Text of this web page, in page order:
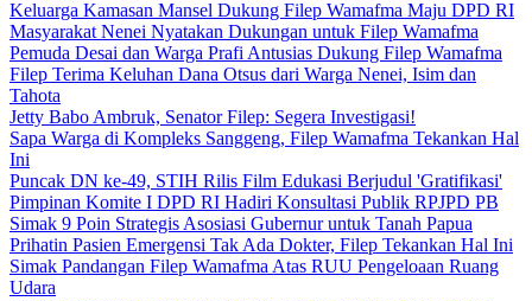
Keluarga Kamasan Mansel Dukung Filep Wamafma Maju DPD RI
Masyarakat Nenei Nyatakan Dukungan untuk Filep Wamafma
Pemuda Desai dan Warga Prafi Antusias Dukung Filep Wamafma
Filep Terima Keluhan Dana Otsus dari Warga Nenei, Isim dan
Tahota
Jetty Babo Ambruk, Senator Filep: Segera Investigasi!
Sapa Warga di Kompleks Sanggeng, Filep Wamafma Tekankan Hal
Ini
Puncak DN ke-49, STIH Rilis Film Edukasi Berjudul 'Gratifikasi'
Pimpinan Komite I DPD RI Hadiri Konsultasi Publik RPJPD PB
Simak 9 Poin Strategis Asosiasi Gubernur untuk Tanah Papua
Prihatin Pasien Emergensi Tak Ada Dokter, Filep Tekankan Hal Ini
Simak Pandangan Filep Wamafma Atas RUU Pengeloaan Ruang
Udara